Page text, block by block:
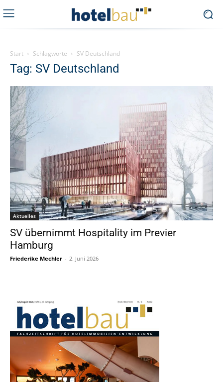
Start Schlagworte SV Deutschland
Tag: SV Deutschland
Aktuelles
SV übernimmt Hospitality im Previer
Hamburg
Friederike Mechler - 2. Juni 2026